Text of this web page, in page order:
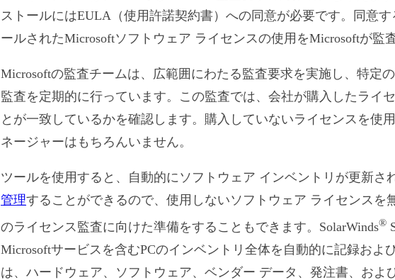
ストールにはEULA（使用許諾契約書）への同意が必要です。同意
ールされたMicrosoftソフトウェア ライセンスの使用をMicrosoftが監
Microsoftの監査チームは、広範囲にわたる監査要求を実施し、特定
監査を定期的に行っています。この監査では、会社が購入したライ
とが一致しているかを確認します。購入していないライセンスを使
ネージャーはもちろんいません。
ツールを使用すると、自動的にソフトウェア インベントリが更新され
管理することができるので、使用しないソフトウェア ライセンスを
のライセンス監査に向けた準備をすることもできます。SolarWinds®
Microsoftサービスを含むPCのインベントリ全体を自動的に記録およ
は、ハードウェア、ソフトウェア、ベンダー データ、発注書、およ